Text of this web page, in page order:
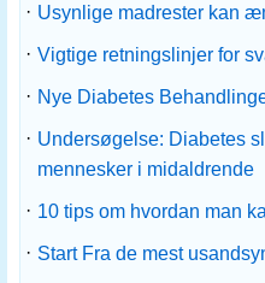
· Usynlige madrester kan
· Vigtige retningslinjer for
· Nye Diabetes
· Undersøgelse: Diabetes
mennesker i midaldrende
· 10 tips om hvordan man
· Start Fra de mest